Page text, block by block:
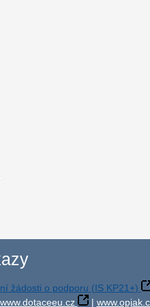
žádosti o podporu (IS KP21+)
www.dotaceeu.cz |